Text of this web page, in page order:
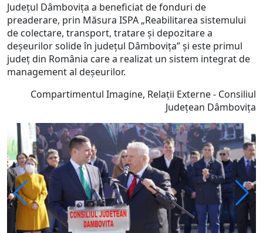
Județul Dâmbovița a beneficiat de fonduri de
preaderare, prin Măsura ISPA „Reabilitarea sistemului
de colectare, transport, tratare și depozitare a
deșeurilor solide în județul Dâmbovița” și este primul
județ din România care a realizat un sistem integrat de
management al deșeurilor.
Compartimentul Imagine, Relații Externe - Consiliul
Județean Dâmbovița